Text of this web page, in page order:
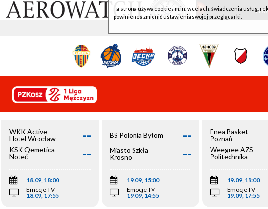
WKK Active
Hotel Wrocław
--
KSK Qemetica
Noteć
Inowrocław
--
18.09, 18:00
Emocje TV
18.09, 17:55
BS Polonia Bytom --
Miasto Szkła
Krosno
--
19.09, 15:00
Emocje TV
19.09, 14:55
Enea Basket
Poznań
Weegree AZS
Politechnika
19.09, 18:00
Emocje TV
19.09, 17:55
Ta strona używa cookies m.in. w celach: świadczenia usług,
powinieneś zmienić ustawienia swojej przeglądarki.